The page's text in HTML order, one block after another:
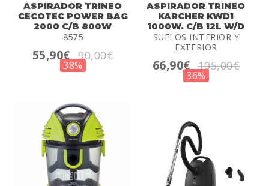
ASPIRADOR TRINEO
CECOTEC POWER BAG
2000 C/B 800W
8575
55,90€ 90,00€
38%
ASPIRADOR TRINEO
KARCHER KWD1
1000W. C/B 12L W/D
SUELOS INTERIOR Y
EXTERIOR
66,90€ 105,00€
36%